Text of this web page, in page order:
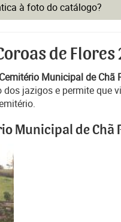
à foto do catálogo?
de
Cemitério Municipal de Chã
jazigos e permite que
Municipal de Chã